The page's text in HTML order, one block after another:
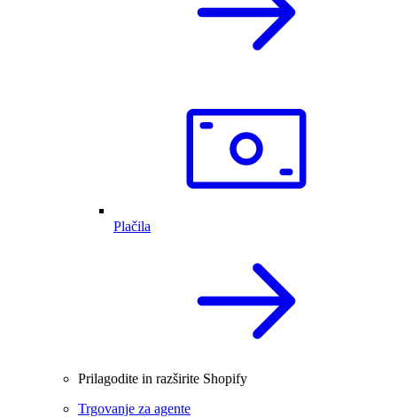
Plačila
Prilagodite in razširite Shopify
Trgovanje za agente